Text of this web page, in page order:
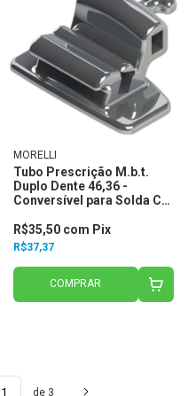
MORELLI
Tubo Prescrição M.b.t.
Duplo Dente 46,36 -
Conversível para Solda C/
20.35.401 - Morelli
R$37,37
R$35,50 com Pix
COMPRAR
de 3